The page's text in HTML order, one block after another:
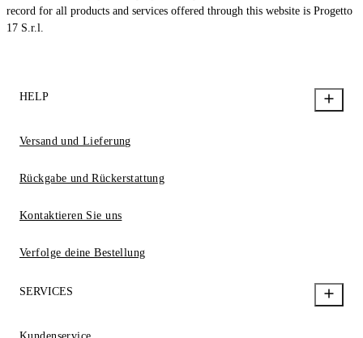
record for all products and services offered through this website is Progetto
17 S.r.l.
HELP
Versand und Lieferung
Rückgabe und Rückerstattung
Kontaktieren Sie uns
Verfolge deine Bestellung
SERVICES